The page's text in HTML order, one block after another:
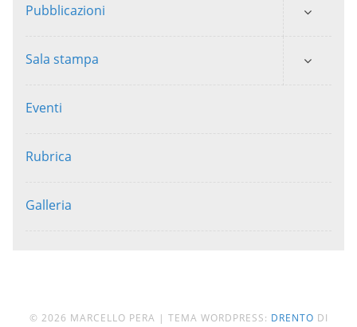
Pubblicazioni
Sala stampa
Eventi
Rubrica
Galleria
© 2026 MARCELLO PERA | TEMA WORDPRESS: DRENTO DI